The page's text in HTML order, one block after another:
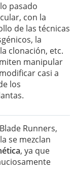
pasado
con la
de las técnicas
la
clonación, etc.
manipular
casi a
los
Runners,
se mezclan
, ya que